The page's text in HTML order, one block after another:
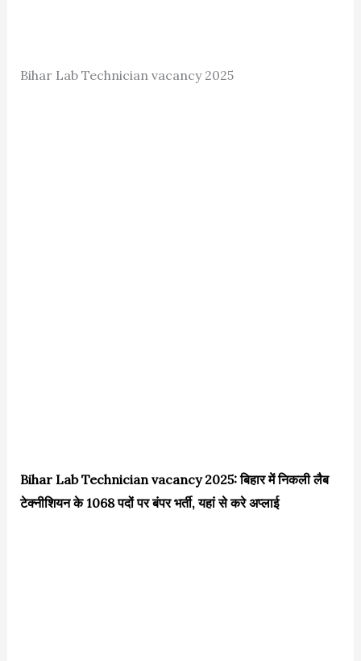
Bihar Lab Technician vacancy 2025
Bihar Lab Technician vacancy 2025: बिहार में निकली लैब
टेक्नीशियन के 1068 पदों पर बंपर भर्ती, यहां से करे अप्लाई